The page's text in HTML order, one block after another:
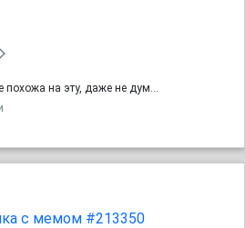
похожа на эту, даже не дум…